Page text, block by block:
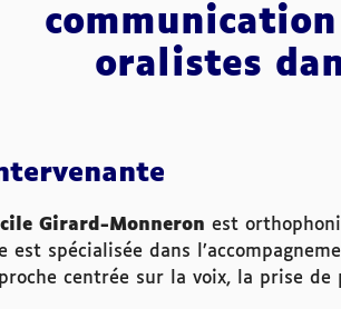
oralistes
Girard-Monneron est
est spécialisée dans
centrée sur la voix, la prise